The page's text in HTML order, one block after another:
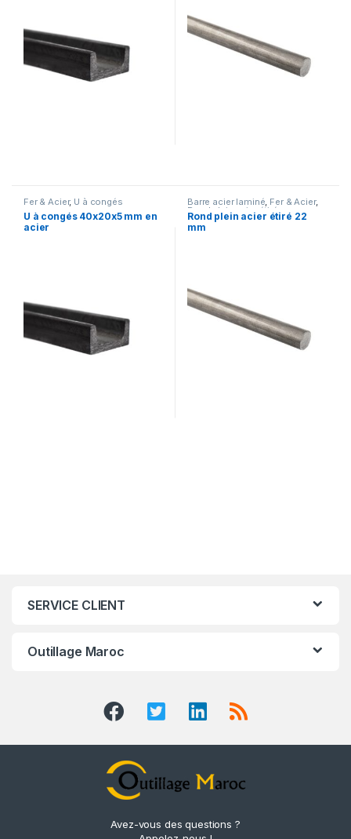
Fer & Acier, U à congés
U à congés 40x20x5 mm en
acier
Barre acier laminé, Fer & Acier,
Rond plein acier étiré
Rond plein acier étiré 22
mm
SERVICE CLIENT
Outillage Maroc
Avez-vous des questions ?